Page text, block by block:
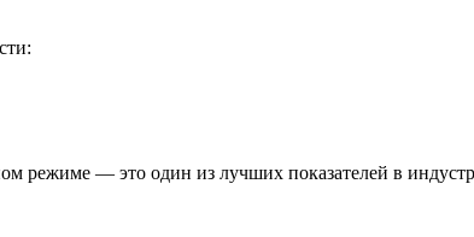
режиме — это один из лучших показателей в